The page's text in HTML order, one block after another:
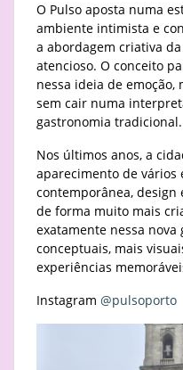
O Pulso aposta numa
ambiente intimista e
a abordagem criativa
atencioso. O conceito
nessa ideia de emoção,
sem cair numa
gastronomia tradicional.
Nos últimos anos, a
aparecimento de vários
contemporânea,
de forma muito mais
exatamente nessa
conceptuais, mais
experiências
Instagram @pulsoporto